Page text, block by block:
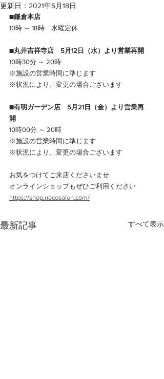
更新日： 2021年5月18日
■鎌倉本店
10時 ～ 18時　水曜定休
■丸井吉祥寺店　5月12日（水）より営業再開
10時30分 ～ 20時
※施設の営業時間に準じます
※状況により、変更の場合ございます
■有明ガーデン店　5月21日（金）より営業再
開
10時00分 ～ 20時
※施設の営業時間に準じます
※状況により、変更の場合ございます
お気をつけてご来店くださいませ
オンラインショップもぜひご利用ください
https://shop.necosalon.com/
最新記事 すべて表示